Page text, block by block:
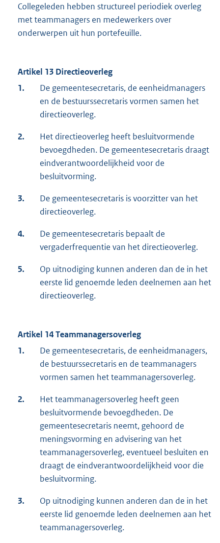
Collegeleden hebben structureel periodiek overleg
met teammanagers en medewerkers over
onderwerpen uit hun portefeuille.
Artikel 13 Directieoverleg
1.
De gemeentesecretaris, de eenheidmanagers
en de bestuurssecretaris vormen samen het
directieoverleg.
2.
Het directieoverleg heeft besluitvormende
bevoegdheden. De gemeentesecretaris draagt
eindverantwoordelijkheid voor de
besluitvorming.
3.
De gemeentesecretaris is voorzitter van het
directieoverleg.
4.
De gemeentesecretaris bepaalt de
vergaderfrequentie van het directieoverleg.
5.
Op uitnodiging kunnen anderen dan de in het
eerste lid genoemde leden deelnemen aan het
directieoverleg.
Artikel 14 Teammanagersoverleg
1.
De gemeentesecretaris, de eenheidmanagers,
de bestuurssecretaris en de teammanagers
vormen samen het teammanagersoverleg.
2.
Het teammanagersoverleg heeft geen
besluitvormende bevoegdheden. De
gemeentesecretaris neemt, gehoord de
meningsvorming en advisering van het
teammanagersoverleg, eventueel besluiten en
draagt de eindverantwoordelijkheid voor die
besluitvorming.
3.
Op uitnodiging kunnen anderen dan de in het
eerste lid genoemde leden deelnemen aan het
teammanagersoverleg.